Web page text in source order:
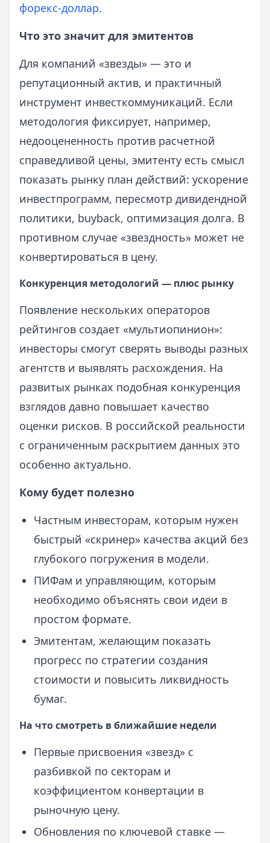
форекс-доллар.
Что это значит для эмитентов
Для компаний «звезды» — это и
репутационный актив, и практичный
инструмент инвесткоммуникаций. Если
методология фиксирует, например,
недооцененность против расчетной
справедливой цены, эмитенту есть смысл
показать рынку план действий: ускорение
инвестпрограмм, пересмотр дивидендной
политики, buyback, оптимизация долга. В
противном случае «звездность» может не
конвертироваться в цену.
Конкуренция методологий — плюс рынку
Появление нескольких операторов
рейтингов создает «мультиопинион»:
инвесторы смогут сверять выводы разных
агентств и выявлять расхождения. На
развитых рынках подобная конкуренция
взглядов давно повышает качество
оценки рисков. В российской реальности
с ограниченным раскрытием данных это
особенно актуально.
Кому будет полезно
Частным инвесторам, которым нужен
быстрый «скринер» качества акций без
глубокого погружения в модели.
ПИФам и управляющим, которым
необходимо объяснять свои идеи в
простом формате.
Эмитентам, желающим показать
прогресс по стратегии создания
стоимости и повысить ликвидность
бумаг.
На что смотреть в ближайшие недели
Первые присвоения «звезд» с
разбивкой по секторам и
коэффициентом конвертации в
рыночную цену.
Обновления по ключевой ставке —